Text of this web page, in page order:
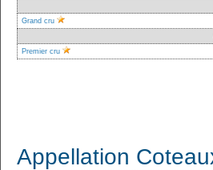
Grand cru
Premier cru
Appellation